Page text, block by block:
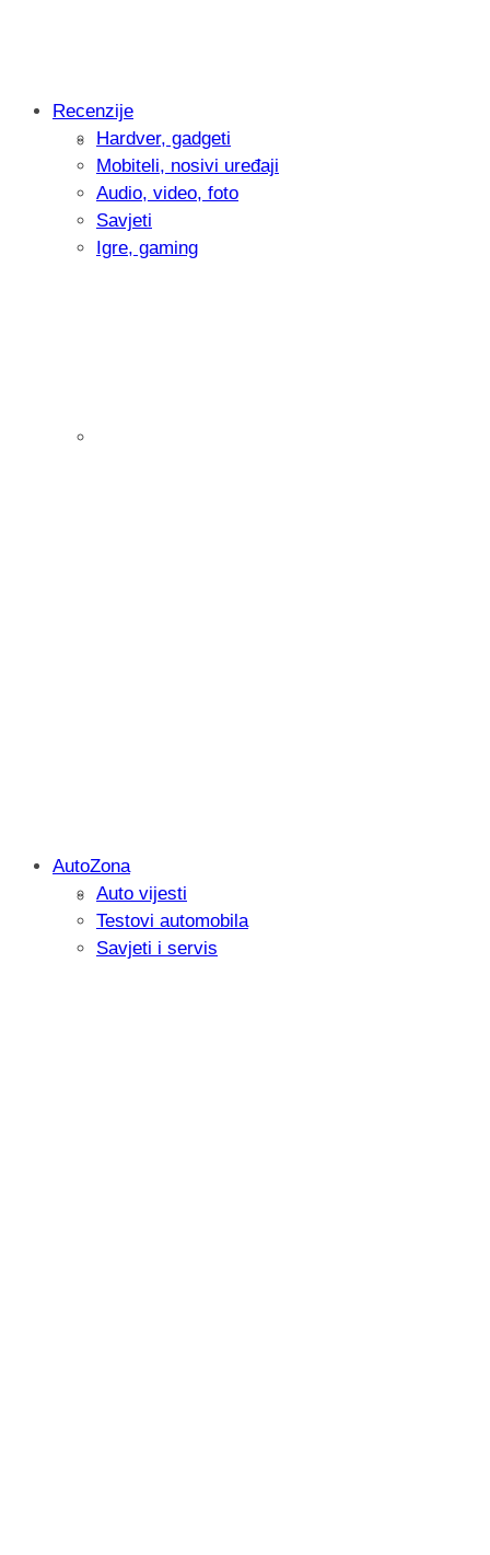
Intervju: Goran Jović, fotograf -
Recenzije
Hardver, gadgeti
Mobiteli, nosivi uređaji
Audio, video, foto
Savjeti
Igre, gaming
Savjetujemo: Što učiniti kada vaš
AutoZona
Auto vijesti
Testovi automobila
Savjeti i servis